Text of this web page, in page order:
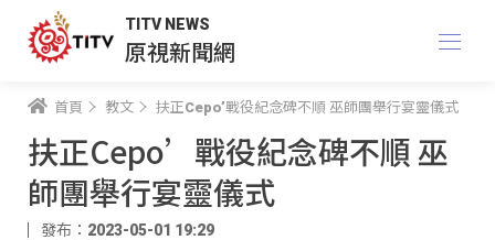
TITV NEWS
原視新聞網
首頁 教文 扶正Cepo’戰役紀念碑不順 巫師團舉行宴靈儀式
扶正Cepo’戰役紀念碑不順 巫
師團舉行宴靈儀式
發布：2023-05-01 19:29